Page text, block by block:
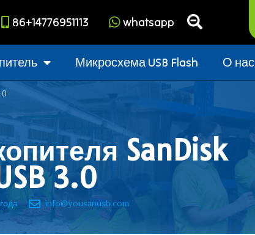
86+14776951113 whatsapp
Микросхема USB Flash О нас
SanDisk
3.0
info@yousanusb.com